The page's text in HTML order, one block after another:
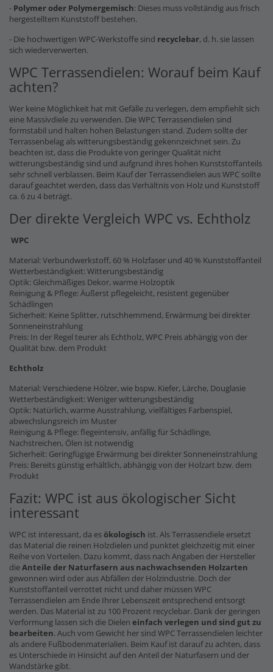
- Polymer oder Polymergemisch: Dieses muss vollständig aus frisch
hergestelltem Kunststoff bestehen.
- Die hochwertigen WPC-Werkstoffe sind recyclebar, d. h. sie lassen
sich wiederverwerten.
WPC Terrassendielen: Worauf beim Kauf
achten?
Wer keine Möglichkeit hat mit Gefälle zu verlegen, dem empfiehlt sich
eine Massivdiele zu verwenden. Die WPC Terrassendielen sind
formstabil und halten hohen Belastungen stand. Zudem sollte der
Terrassenbelag als witterungsbeständig gekennzeichnet sein. Zu
beachten ist, dass die Produkte von geringer Qualität nicht
witterungsbeständig sind und aufgrund ihres hohen Kunststoffanteils
sehr schnell verblassen. Beim Kauf der Terrassendielen aus WPC sollte
darauf geachtet werden, dass das Verhältnis von Holz und Kunststoff
ca. 6 zu 4 beträgt.
Der direkte Vergleich WPC vs. Echtholz
WPC
Material: Verbundwerkstoff, 60 % Holzfaser und 40 % Kunststoffanteil
Wetterbeständigkeit: Witterungsbeständig
Optik: Gleichmäßiges Dekor, warme Holzoptik
Reinigung & Pflege: Äußerst pflegeleicht, resistent gegenüber
Schädlingen
Sicherheit: Keine Splitter, rutschhemmend, Erwärmung bei direkter
Sonneneinstrahlung
Preis: In der Regel teurer als Echtholz, WPC Preis abhängig von der
Qualität bzw. dem Produkt
Echtholz
Material: Verschiedene Hölzer, wie bspw. Kiefer, Lärche, Douglasie
Wetterbeständigkeit: Weniger witterungsbeständig
Optik: Natürlich, warme Ausstrahlung, vielfältiges Farbenspiel,
abwechslungsreich im Muster
Reinigung & Pflege: flegeintensiv, anfällig für Schädlinge,
Nachstreichen, Ölen ist notwendig
Sicherheit: Geringfügige Erwärmung bei direkter Sonneneinstrahlung
Preis: Bereits günstig erhältlich, abhängig von der Holzart bzw. dem
Produkt
Fazit: WPC ist aus ökologischer Sicht
interessant
WPC ist interessant, da esökologisch ist. Als Terrassendiele ersetzt
das Material die reinen Holzdielen und punktet gleichzeitig mit einer
Reihe von Vorteilen. Dazu kommt, dass nach Angaben der Hersteller
dieAnteile der Naturfasern aus nachwachsenden Holzarten
gewonnen wird oder aus Abfällen der Holzindustrie. Doch der
Kunststoffanteil verrottet nicht und daher müssen WPC
Terrassendielen am Ende Ihrer Lebenszeit entsprechend entsorgt
werden. Das Material ist zu 100 Prozent recyclebar. Dank der geringen
Verformung lassen sich die Dielen einfach verlegen und sind gut zu
bearbeiten. Auch vom Gewicht her sind WPC Terrassendielen leichter
als andere Fußbodenmaterialien. Beim Kauf ist darauf zu achten, dass
es Unterschiede in Hinsicht auf den Anteil der Naturfasern und der
Wandstärke gibt.